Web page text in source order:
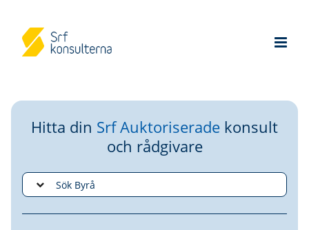
Hitta din Srf Auktoriserade konsult
och rådgivare